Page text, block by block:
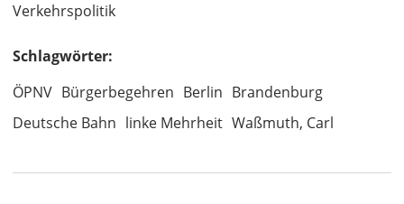
Verkehrspolitik
Schlagwörter:
ÖPNV Bürgerbegehren Berlin Brandenburg
Deutsche Bahn linke Mehrheit Waßmuth, Carl